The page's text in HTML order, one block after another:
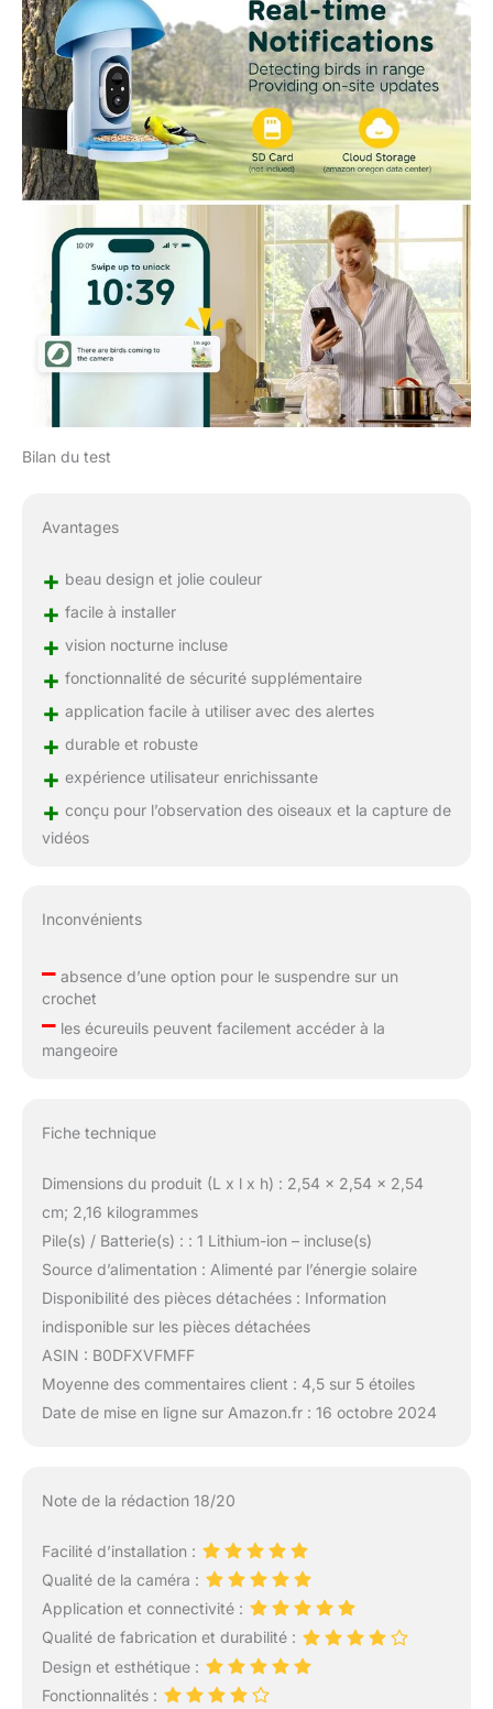
Bilan du test
Avantages
+ beau design et jolie couleur
+ facile à installer
+ vision nocturne incluse
+ fonctionnalité de sécurité supplémentaire
+ application facile à utiliser avec des alertes
+ durable et robuste
+ expérience utilisateur enrichissante
+ conçu pour l’observation des oiseaux et la capture de
vidéos
Inconvénients
–absence d’une option pour le suspendre sur un
crochet
–les écureuils peuvent facilement accéder à la
mangeoire
Fiche technique
Dimensions du produit (L x l x h) : 2,54 x 2,54 x 2,54
cm; 2,16 kilogrammes
Pile(s) / Batterie(s) : : 1 Lithium-ion – incluse(s)
Source d’alimentation : Alimenté par l’énergie solaire
Disponibilité des pièces détachées : Information
indisponible sur les pièces détachées
ASIN : B0DFXVFMFF
Moyenne des commentaires client : 4,5 sur 5 étoiles
Date de mise en ligne sur Amazon.fr : 16 octobre 2024
Note de la rédaction 18/20
Facilité d’installation :
Qualité de la caméra :
Application et connectivité :
Qualité de fabrication et durabilité :
Design et esthétique :
Fonctionnalités :